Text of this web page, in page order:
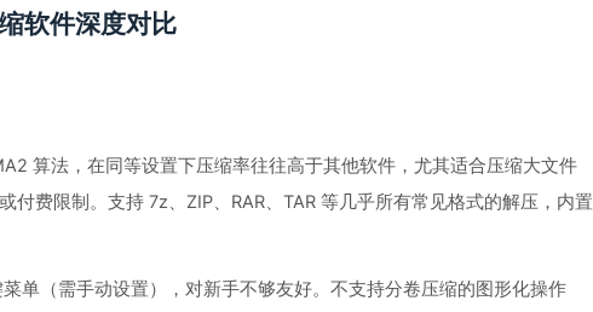
软件深度对比
算法，在同等设置下压缩率往往高于其他软件，尤其适合压缩大文件
付费限制。支持 7z、ZIP、RAR、TAR 等几乎所有常见格式的解压，内置
单（需手动设置），对新手不够友好。不支持分卷压缩的图形化操作